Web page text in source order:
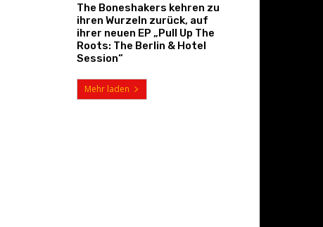
The Boneshakers kehren zu
ihren Wurzeln zurück, auf
ihrer neuen EP „Pull Up The
Roots: The Berlin & Hotel
Session“
Mehr laden